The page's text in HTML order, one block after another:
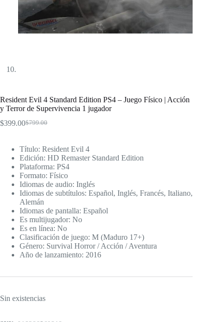
Resident Evil 4 Standard Edition PS4 – Juego Físico | Acción
y Terror de Supervivencia 1 jugador
$799.00
El
original
era:
$799.00.
$399.00El
actual
es:
$399.00.
Título: Resident Evil 4
Edición: HD Remaster Standard Edition
Plataforma: PS4
Formato: Físico
Idiomas de audio: Inglés
Idiomas de subtítulos: Español, Inglés, Francés, Italiano,
Alemán
Idiomas de pantalla: Español
Es multijugador: No
Es en línea: No
Clasificación de juego: M (Maduro 17+)
Género: Survival Horror / Acción / Aventura
Año de lanzamiento: 2016
Sin existencias